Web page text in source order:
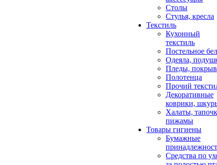
Столы
Стулья, кресла
Текстиль
Кухонный
текстиль
Постельное
Одеяла,
Пледы,
Полотенца
Прочий
Декоративные
коврики,
Халаты,
пижамы
Товары гигиены
Бумажные
Средства по